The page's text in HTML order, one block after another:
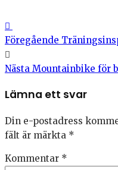
Föregående
Nästa Mountainbike för
Lämna ett svar
Din e-postadress
fält är märkta *
Kommentar *